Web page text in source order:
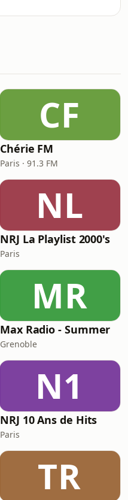
CF
Chérie FM
Paris · 91.3 FM
NL
NRJ La Playlist 2000's
Paris
MR
Max Radio - Summer
Grenoble
N1
NRJ 10 Ans de Hits
Paris
TR